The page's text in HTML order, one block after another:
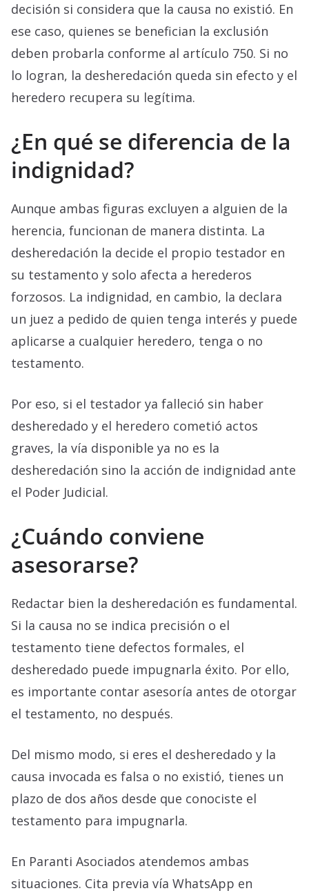
decisión si considera que la causa no existió. En
ese caso, quienes se benefician la exclusión
deben probarla conforme al artículo 750. Si no
lo logran, la desheredación queda sin efecto y el
heredero recupera su legítima.
¿En qué se diferencia de la
indignidad?
Aunque ambas figuras excluyen a alguien de la
herencia, funcionan de manera distinta. La
desheredación la decide el propio testador en
su testamento y solo afecta a herederos
forzosos. La indignidad, en cambio, la declara
un juez a pedido de quien tenga interés y puede
aplicarse a cualquier heredero, tenga o no
testamento.
Por eso, si el testador ya falleció sin haber
desheredado y el heredero cometió actos
graves, la vía disponible ya no es la
desheredación sino la acción de indignidad ante
el Poder Judicial.
¿Cuándo conviene
asesorarse?
Redactar bien la desheredación es fundamental.
Si la causa no se indica precisión o el
testamento tiene defectos formales, el
desheredado puede impugnarla éxito. Por ello,
es importante contar asesoría antes de otorgar
el testamento, no después.
Del mismo modo, si eres el desheredado y la
causa invocada es falsa o no existió, tienes un
plazo de dos años desde que conociste el
testamento para impugnarla.
En Paranti Asociados atendemos ambas
situaciones. Cita previa vía WhatsApp en